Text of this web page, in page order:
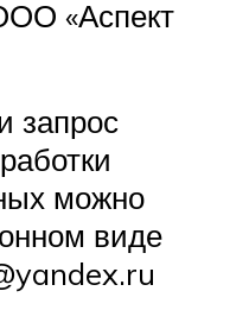
«Аспект
запрос
можно
виде